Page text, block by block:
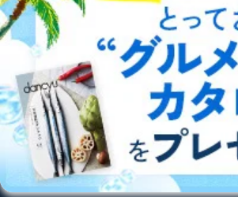
（内容の訂正、追加または削除）、利用
の停止または消去」「第三者への提供の
に対応させていただいております。 当社
個人情報は「マイページ」にログインし
で、訂正、追加、変更を行っていただく
す。マイページをご利用いただけない方
つきましては、下記Aをご覧ください。
ただいた個人情報のうち、市町村などの
番号、金融機関の名称あるいはクレジッ
期限など、商品のお届けやご請求を行う
情報に変更があった場合には、当社が登
せていただく場合があります。
アフィリエイト
プレスリリース
利用規約プライバシーポリシー 特定商取引法に基づく表
投資家の皆様へサイトマップ
©︎2002 FUJISAN MAGAZINE SERVICE